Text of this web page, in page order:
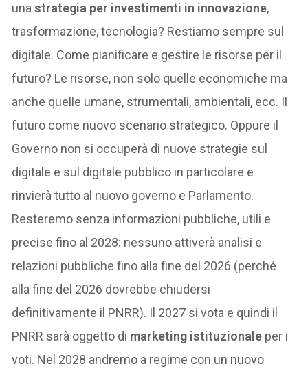
unastrategia per investimenti in innovazione,
trasformazione, tecnologia? Restiamo sempre sul
digitale. Come pianificare e gestire le risorse per il
futuro? Le risorse, non solo quelle economiche ma
anche quelle umane, strumentali, ambientali, ecc. Il
futuro come nuovo scenario strategico. Oppure il
Governo non si occuperà di nuove strategie sul
digitale e sul digitale pubblico in particolare e
rinvierà tutto al nuovo governo e Parlamento.
Resteremo senza informazioni pubbliche, utili e
precise fino al 2028: nessuno attiverà analisi e
relazioni pubbliche fino alla fine del 2026 (perché
alla fine del 2026 dovrebbe chiudersi
definitivamente il PNRR). Il 2027 si vota e quindi il
PNRR sarà oggetto di marketing istituzionale per i
voti. Nel 2028 andremo a regime con un nuovo